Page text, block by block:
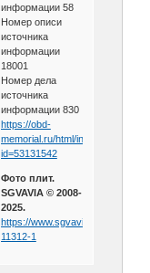
информации 58
Номер описи
источника
информации
18001
Номер дела
источника
информации 830
https://obd-
memorial.ru/html/info.htm?
id=53131542
Фото плит.
SGVAVIA © 2008-
2025.
https://www.sgvavia.ru/forum/
11312-1